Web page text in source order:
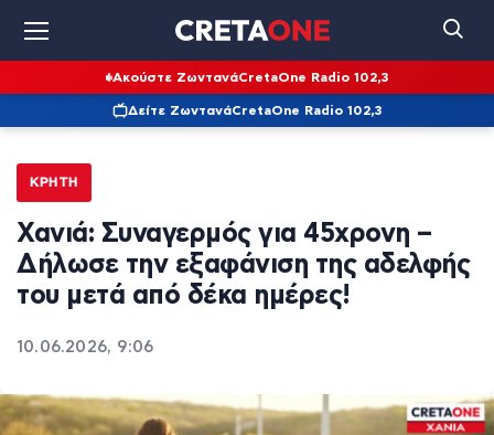
Ακούστε ΖωντανάCretaOne Radio 102,3
Δείτε ΖωντανάCretaOne Radio 102,3
ΚΡΉΤΗ
Χανιά: Συναγερμός για 45χρονη –
Δήλωσε την εξαφάνιση της αδελφής
του μετά από δέκα ημέρες!
10.06.2026, 9:06